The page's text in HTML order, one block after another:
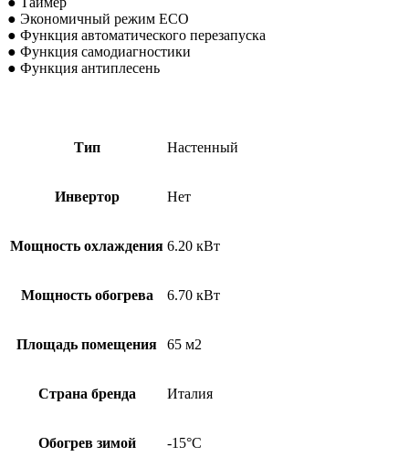
● Экономичный режим ECO
● Функция автоматического перезапуска
● Функция самодиагностики
● Функция антиплесень
Тип Настенный
Инвертор Нет
Мощность охлаждения 6.20 кВт
Мощность обогрева 6.70 кВт
Площадь помещения 65 м2
Страна бренда Италия
Обогрев зимой -15°С